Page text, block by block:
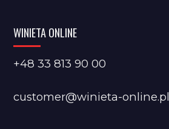
WINIETA ONLINE
+48 33 813 90 00
customer@winieta-online.pl